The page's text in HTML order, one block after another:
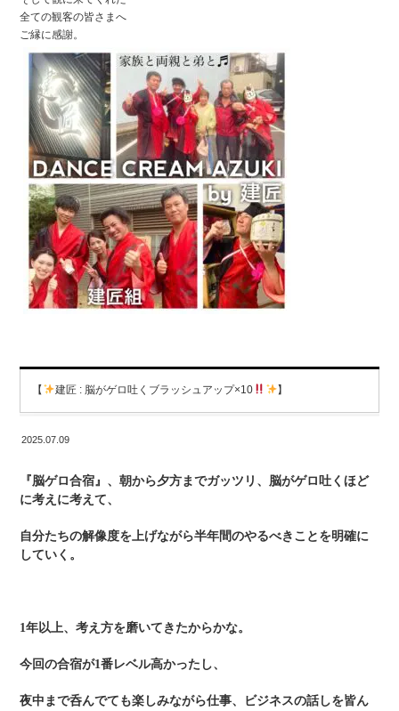
全ての観客の皆さまへ
ご縁に感謝。
【 建匠 : 脳がゲロ吐くブラッシュアップ×10 】
2025.07.09
『脳ゲロ合宿』、朝から夕方までガッツリ、脳がゲロ吐くほど
に考えに考えて、
自分たちの解像度を上げながら半年間のやるべきことを明確に
していく。
1年以上、考え方を磨いてきたからかな。
今回の合宿が1番レベル高かったし、
夜中まで呑んでても楽しみながら仕事、ビジネスの話しを皆ん